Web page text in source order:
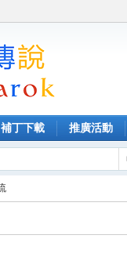
補丁下載 推廣活動